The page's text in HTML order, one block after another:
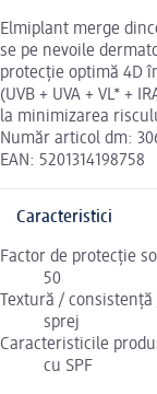
Elmiplant merge
se pe nevoile
protecție optimă 4D
(UVB + UVA + VL* +
la minimizarea
Număr articol dm:
EAN: 5201314198758
Caracteristici
Factor de protecție
50
Textură /
sprej
Caracteristicile
cu SPF